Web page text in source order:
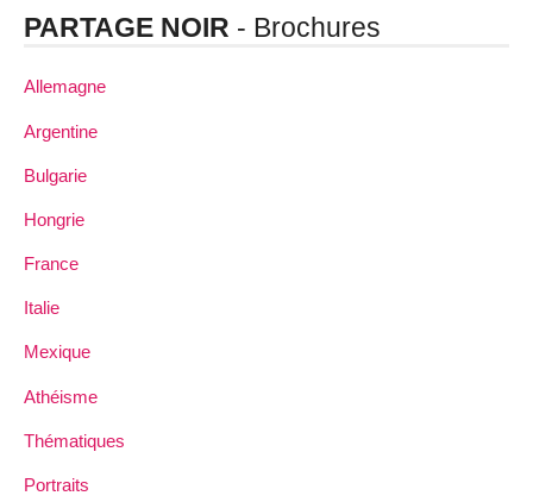
PARTAGE NOIR - Brochures
Allemagne
Argentine
Bulgarie
Hongrie
France
Italie
Mexique
Athéisme
Thématiques
Portraits